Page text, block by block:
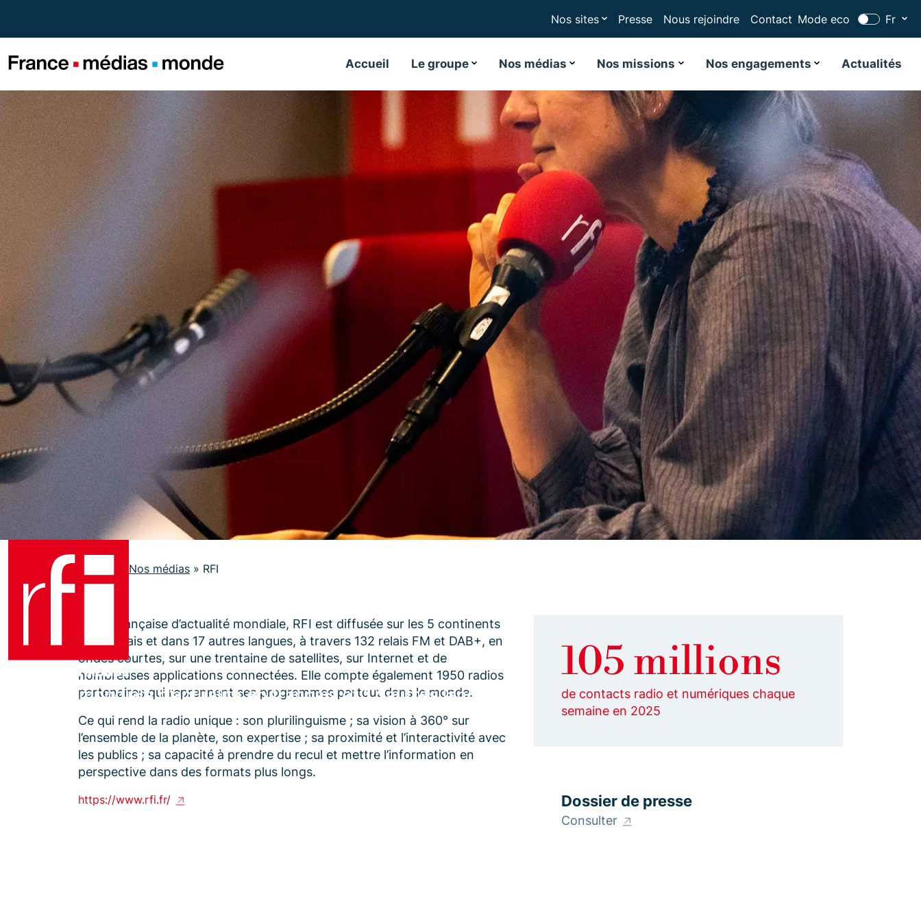
Nos sites Presse Nous rejoindre Contact Mode eco Fr
Accueil Le groupe Nos médias Nos missions Nos engagements Actualités
La radio mondiale d’actualité en français et 17 autres langues
Nos médias » RFI
Radio française d’actualité mondiale, RFI est diffusée sur les 5 continents
en français et dans 17 autres langues, à travers 132 relais FM et DAB+, en
ondes courtes, sur une trentaine de satellites, sur Internet et de
nombreuses applications connectées. Elle compte également 1950 radios
partenaires qui reprennent ses programmes partout dans le monde.
Ce qui rend la radio unique : son plurilinguisme ; sa vision à 360° sur
l’ensemble de la planète, son expertise ; sa proximité et l’interactivité avec
les publics ; sa capacité à prendre du recul et mettre l’information en
perspective dans des formats plus longs.
https://www.rfi.fr/
105 millions
de contacts radio et numériques chaque
semaine en 2025
Dossier de presse
Consulter